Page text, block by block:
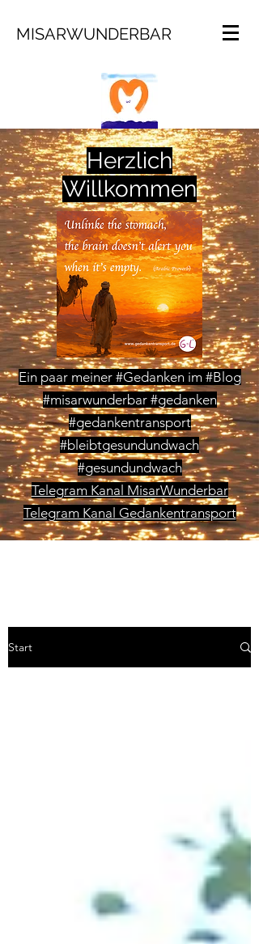
MISARWUNDERBAR
Herzlich
Willkommen
Ein paar meiner #Gedanken im #Blog
#misarwunderbar #gedanken
#gedankentransport
#bleibtgesundundwach
#gesundundwach
Telegram Kanal MisarWunderbar
Telegram Kanal Gedankentransport
Start